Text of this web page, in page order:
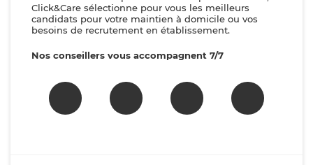
Click&Care sélectionne pour vous les meilleurs
candidats pour votre maintien à domicile ou vos
besoins de recrutement en établissement.
Nos conseillers vous accompagnent 7/7